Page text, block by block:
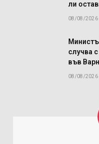
ли
08/08/2026
случва
във
08/08/2026